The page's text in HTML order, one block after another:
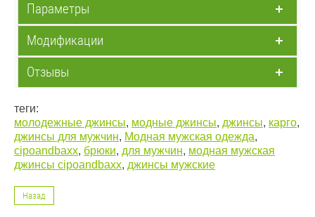
Параметры
Модификации
Отзывы
теги:
молодежные джинсы, модные джинсы, джинсы, карго,
джинсы для мужчин, Модная мужская одежда,
cipoandbaxx, брюки, для мужчин, модная мужская
джинсы cipoandbaxx, джинсы мужские
Назад